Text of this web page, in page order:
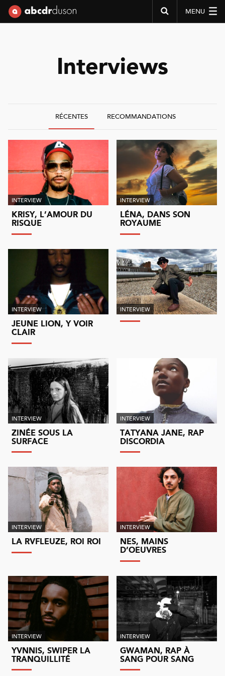
MENU
Interviews
RÉCENTES RECOMMANDATIONS
INTERVIEW
KRISY, L’AMOUR DU
RISQUE
INTERVIEW
LÉNA, DANS SON
ROYAUME
INTERVIEW
JEUNE LION, Y VOIR
CLAIR
INTERVIEW
INTERVIEW
ZINÉE SOUS LA
SURFACE
INTERVIEW
TATYANA JANE, RAP
DISCORDIA
INTERVIEW
LA RVFLEUZE, ROI ROI
INTERVIEW
NES, MAINS
D’OEUVRES
INTERVIEW
YVNNIS, SWIPER LA
TRANQUILLITÉ
INTERVIEW
GWAMAN, RAP À
SANG POUR SANG